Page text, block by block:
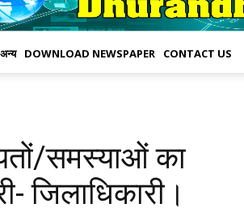
अन्य DOWNLOAD NEWSPAPER CONTACT US
जिलाधिकारी।
समस्याओं का
जिलाधिकारी।